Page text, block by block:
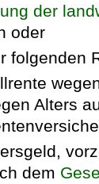
der
oder
folgenden
Alters
dem